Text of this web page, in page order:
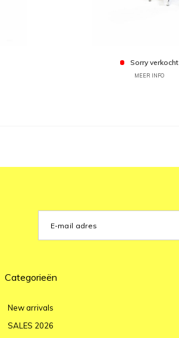
Sorry verkocht
MEER INFO
Categorieën
New arrivals
SALES 2026